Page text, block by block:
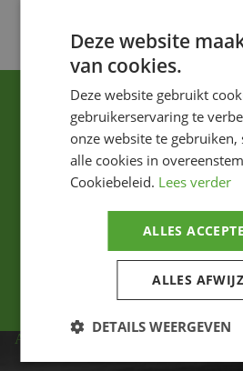
ADRES
Deze website
van cookies.
Deze website gebruikt
gebruikerservaring te
onze website te
alle cookies in
Cookiebeleid. Lees verder
ALLES
ALLES
DETAILS WEERGEVEN